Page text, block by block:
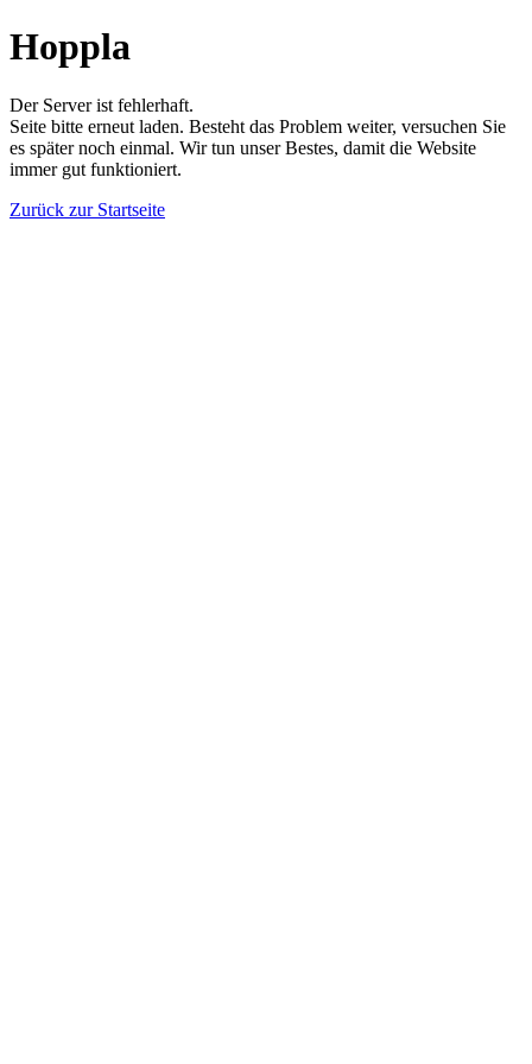
Hoppla
Der Server ist fehlerhaft.
Seite bitte erneut laden. Besteht das Problem weiter, versuchen Sie
es später noch einmal. Wir tun unser Bestes, damit die Website
immer gut funktioniert.
Zurück zur Startseite